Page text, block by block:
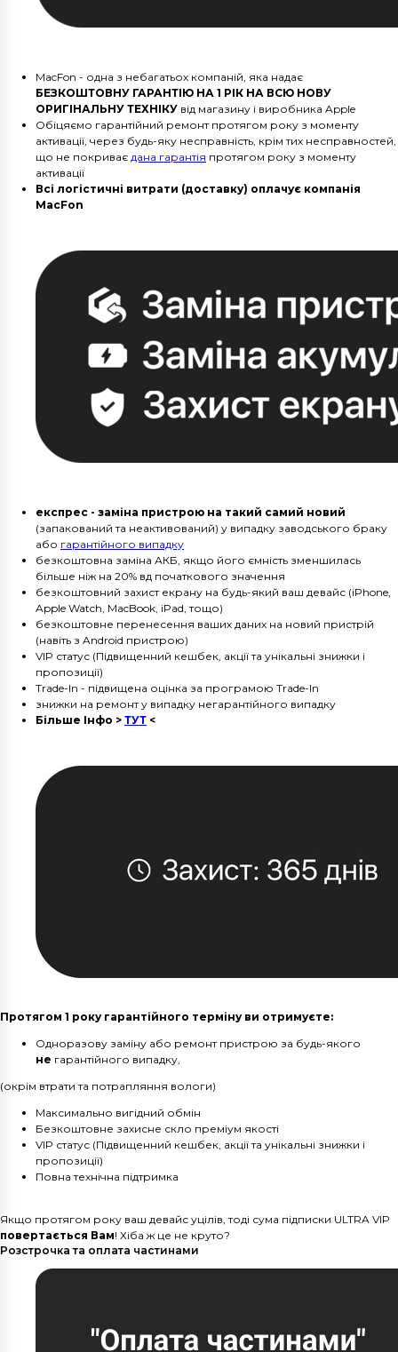
MacFon - одна з небагатьох компаній, яка надає
БЕЗКОШТОВНУ ГАРАНТІЮ НА 1 РІК НА ВСЮ НОВУ
ОРИГІНАЛЬНУ ТЕХНІКУ від магазину і виробника Apple
Обіцяємо гарантійний ремонт протягом року з моменту
активації, через будь-яку несправність, крім тих несправностей,
що не покриває дана гарантія протягом року з моменту
активації
Всі логістичні витрати (доставку) оплачує компанія
MacFon
експрес - заміна пристрою на такий самий новий
(запакований та неактивований) у випадку заводського браку
або гарантійного випадку
безкоштовна заміна АКБ, якщо його ємність зменшилась
більше ніж на 20% вд початкового значення
безкоштовний захист екрану на будь-який ваш девайс (iPhone,
Apple Watch, MacBook, iPad, тощо)
безкоштовне перенесення ваших даних на новий пристрій
(навіть з Android пристрою)
VIP статус (Підвищенний кешбек, акції та унікальні знижки і
пропозиції)
Trade-In - підвищена оцінка за програмою Trade-In
знижки на ремонт у випадку негарантійного випадку
Більше Інфо > ТУТ <
Протягом 1 року гарантійного терміну ви отримуєте:
Одноразову заміну або ремонт пристрою за будь-якого
не гарантійного випадку,
(окрім втрати та потрапляння вологи)
Максимально вигідний обмін
Безкоштовне захисне скло преміум якості
VIP статус (Підвищенний кешбек, акції та унікальні знижки і
пропозиції)
Повна технічна підтримка
Якщо протягом року ваш девайс уцілів, тоді сума підписки ULTRA VIP
повертається Вам! Хіба ж це не круто?
Розстрочка та оплата частинами